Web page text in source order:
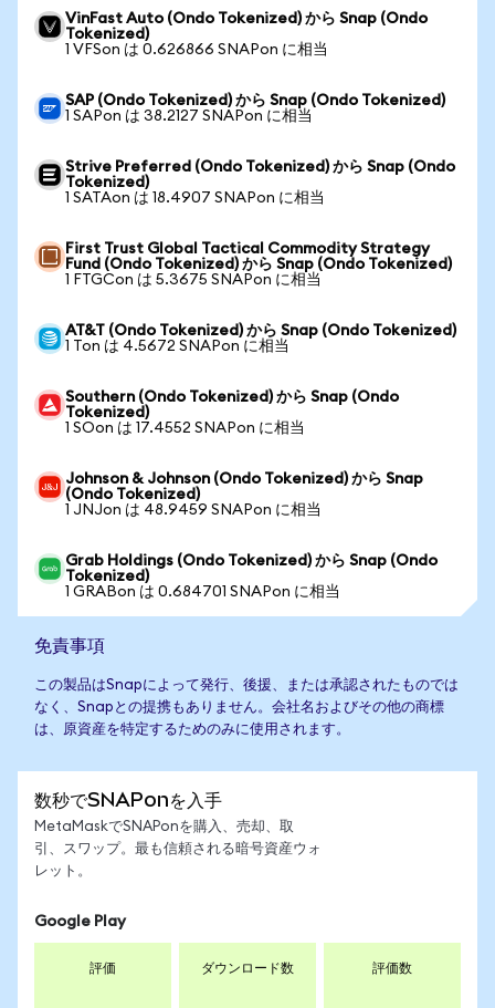
VinFast Auto (Ondo Tokenized) から Snap (Ondo
Tokenized)
1 VFSon は 0.626866 SNAPon に相当
SAP (Ondo Tokenized) から Snap (Ondo Tokenized)
1 SAPon は 38.2127 SNAPon に相当
Strive Preferred (Ondo Tokenized) から Snap (Ondo
Tokenized)
1 SATAon は 18.4907 SNAPon に相当
First Trust Global Tactical Commodity Strategy
Fund (Ondo Tokenized) から Snap (Ondo Tokenized)
1 FTGCon は 5.3675 SNAPon に相当
AT&T (Ondo Tokenized) から Snap (Ondo Tokenized)
1 Ton は 4.5672 SNAPon に相当
Southern (Ondo Tokenized) から Snap (Ondo
Tokenized)
1 SOon は 17.4552 SNAPon に相当
Johnson & Johnson (Ondo Tokenized) から Snap
(Ondo Tokenized)
1 JNJon は 48.9459 SNAPon に相当
Grab Holdings (Ondo Tokenized) から Snap (Ondo
Tokenized)
1 GRABon は 0.684701 SNAPon に相当
免責事項
この製品はSnapによって発行、後援、または承認されたものでは
なく、Snapとの提携もありません。会社名およびその他の商標
は、原資産を特定するためのみに使用されます。
数秒でSNAPonを入手
MetaMaskでSNAPonを購入、売却、取
引、スワップ。最も信頼される暗号資産ウォ
レット。
Google Play
評価 ダウンロード数 評価数